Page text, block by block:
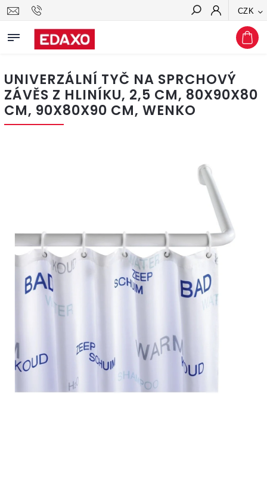
CZK
Hledat
UNIVERZÁLNÍ TYČ NA SPRCHOVÝ
ZÁVĚS Z HLINÍKU, 2,5 CM, 80X90X80
CM, 90X80X90 CM, WENKO